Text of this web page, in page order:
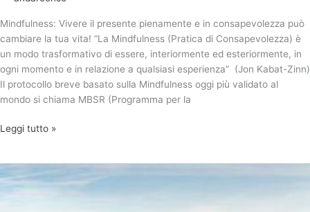
Mindfulness: Vivere il presente pienamente e in consapevolezza può
cambiare la tua vita! “La Mindfulness (Pratica di Consapevolezza) è
un modo trasformativo di essere, interiormente ed esteriormente, in
ogni momento e in relazione a qualsiasi esperienza” (Jon Kabat-Zinn)
Il protocollo breve basato sulla Mindfulness oggi più validato al
mondo si chiama MBSR (Programma per la
Leggi tutto »
Mindfulness:
Vivere